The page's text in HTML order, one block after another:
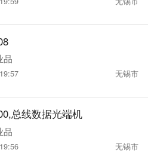
品
无锡市
总线数据光端机
品
无锡市